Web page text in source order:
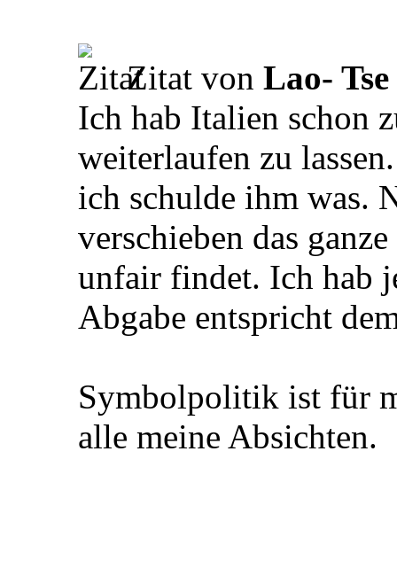
Zitat von Lao- Tse
Ich hab Italien schon
weiterlaufen zu
ich schulde ihm was.
verschieben das
unfair findet. Ich hab
Abgabe entspricht
Symbolpolitik ist für
alle meine Absichten.